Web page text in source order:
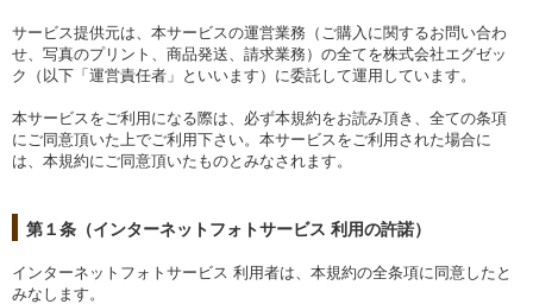
サービス提供元は、本サービスの運営業務（ご購入に関するお問い合わ
せ、写真のプリント、商品発送、請求業務）の全てを株式会社エグゼッ
ク（以下「運営責任者」といいます）に委託して運用しています。
本サービスをご利用になる際は、必ず本規約をお読み頂き、全ての条項
にご同意頂いた上でご利用下さい。本サービスをご利用された場合に
は、本規約にご同意頂いたものとみなされます。
第１条（インターネットフォトサービス 利用の許諾）
インターネットフォトサービス 利用者は、本規約の全条項に同意したと
みなします。